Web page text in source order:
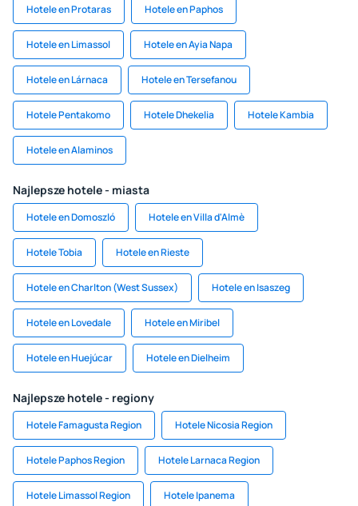
Hotele en Protaras Hotele en Paphos
Hotele en Limassol Hotele en Ayia Napa
Hotele en Lárnaca Hotele en Tersefanou
Hotele Pentakomo Hotele Dhekelia Hotele Kambia
Hotele en Alaminos
Najlepsze hotele - miasta
Hotele en Domoszló Hotele en Villa d'Almè
Hotele Tobia Hotele en Rieste
Hotele en Charlton (West Sussex) Hotele en Isaszeg
Hotele en Lovedale Hotele en Miribel
Hotele en Huejúcar Hotele en Dielheim
Najlepsze hotele - regiony
Hotele Famagusta Region Hotele Nicosia Region
Hotele Paphos Region Hotele Larnaca Region
Hotele Limassol Region Hotele Ipanema